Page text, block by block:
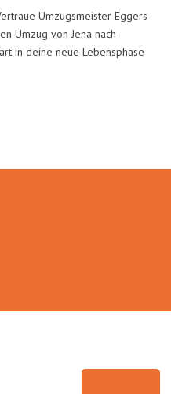
Umzugsmeister Eggers
Umzug von Jena nach
in deine neue Lebensphase